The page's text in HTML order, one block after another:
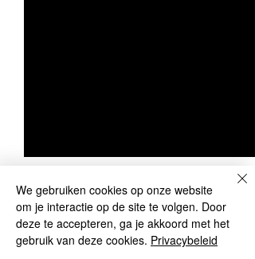
Opmerkingen 0.0 / 5 (0)
We gebruiken cookies op onze website
om je interactie op de site te volgen. Door
deze te accepteren, ga je akkoord met het
gebruik van deze cookies. Privacybeleid